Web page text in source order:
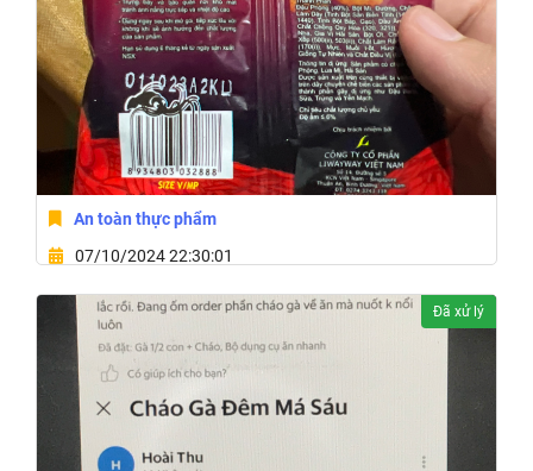
An toàn thực phẩm
07/10/2024 22:30:01
Thôn Tiến Phát Xã Quảng Tiến,Huyện Cư M'gar,Tỉnh
Đắk Lắk
Đã xử lý